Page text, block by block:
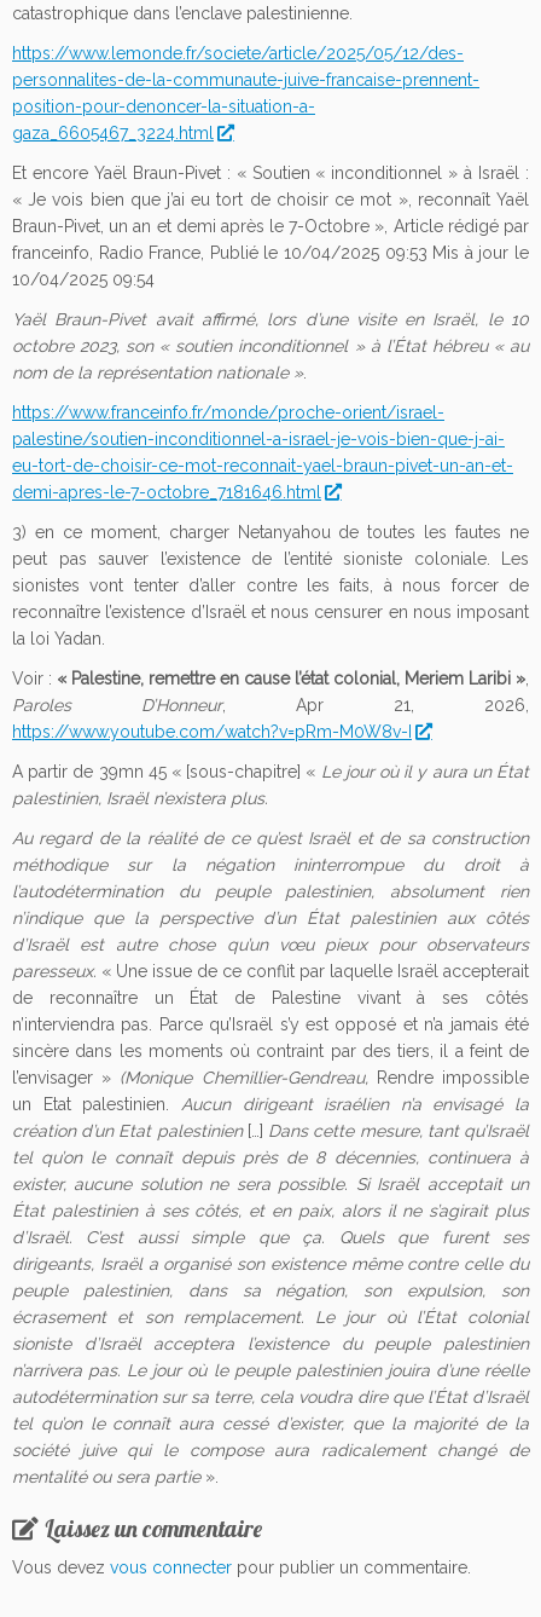
catastrophique dans l’enclave palestinienne.
https://www.lemonde.fr/societe/article/2025/05/12/des-
personnalites-de-la-communaute-juive-francaise-prennent-
position-pour-denoncer-la-situation-a-
gaza_6605467_3224.html
Et encore Yaël Braun-Pivet : « Soutien « inconditionnel » à Israël :
« Je vois bien que j’ai eu tort de choisir ce mot », reconnaît Yaël
Braun-Pivet, un an et demi après le 7-Octobre », Article rédigé par
franceinfo, Radio France, Publié le 10/04/2025 09:53 Mis à jour le
10/04/2025 09:54
Yaël Braun-Pivet avait affirmé, lors d’une visite en Israël, le 10
octobre 2023, son « soutien inconditionnel » à l’État hébreu « au
nom de la représentation nationale ».
https://www.franceinfo.fr/monde/proche-orient/israel-
palestine/soutien-inconditionnel-a-israel-je-vois-bien-que-j-ai-
eu-tort-de-choisir-ce-mot-reconnait-yael-braun-pivet-un-an-et-
demi-apres-le-7-octobre_7181646.html
3) en ce moment, charger Netanyahou de toutes les fautes ne
peut pas sauver l’existence de l’entité sioniste coloniale. Les
sionistes vont tenter d’aller contre les faits, à nous forcer de
reconnaître l’existence d’Israël et nous censurer en nous imposant
la loi Yadan.
Voir : « Palestine, remettre en cause l’état colonial, Meriem Laribi »
Paroles D’Honneur, Apr 21, 2026,
https://www.youtube.com/watch?v=pRm-M0W8v-I
A partir de 39mn 45 « [sous-chapitre] « Le jour où il y aura un État
palestinien, Israël n’existera plus.
Au regard de la réalité de ce qu’est Israël et de sa construction
méthodique sur la négation ininterrompue du droit à
l’autodétermination du peuple palestinien, absolument rien
n’indique que la perspective d’un État palestinien aux côtés
d’Israël est autre chose qu’un vœu pieux pour observateurs
paresseux. « Une issue de ce conflit par laquelle Israël accepterait
de reconnaître un État de Palestine vivant à ses côtés
n’interviendra pas. Parce qu’Israël s’y est opposé et n’a jamais été
sincère dans les moments où contraint par des tiers, il a feint de
l’envisager » (Monique Chemillier-Gendreau,
Rendre impossible
un Etat palestinien. Aucun dirigeant israélien n’a envisagé la
création d’un Etat palestinien[…] Dans cette mesure, tant qu’Israël
tel qu’on le connaît depuis près de 8 décennies, continuera à
exister, aucune solution ne sera possible. Si Israël acceptait un
État palestinien à ses côtés, et en paix, alors il ne s’agirait plus
d’Israël. C’est aussi simple que ça. Quels que furent ses
dirigeants, Israël a organisé son existence même contre celle du
peuple palestinien, dans sa négation, son expulsion, son
écrasement et son remplacement. Le jour où l’État colonial
sioniste d’Israël acceptera l’existence du peuple palestinien
n’arrivera pas. Le jour où le peuple palestinien jouira d’une réelle
autodétermination sur sa terre, cela voudra dire que l’État d’Israël
tel qu’on le connaît aura cessé d’exister, que la majorité de la
société juive qui le compose aura radicalement changé de
mentalité ou sera partie».
Laissez un commentaire
Vous devez vous connecter pour publier un commentaire.